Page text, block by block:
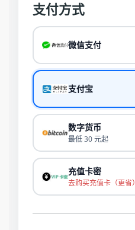
支付方式
微信支付
支付宝
数字货币
最低 30 元起
充值卡密
去购买充值卡（更省）